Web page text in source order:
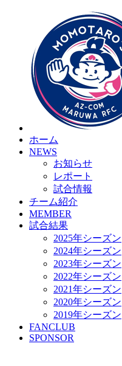
ホーム
NEWS
お知らせ
レポート
試合情報
チーム紹介
MEMBER
試合結果
2025年シーズン
2024年シーズン
2023年シーズン
2022年シーズン
2021年シーズン
2020年シーズン
2019年シーズン
FANCLUB
SPONSOR
HOME
チーム紹介
選手・スタッフ紹介